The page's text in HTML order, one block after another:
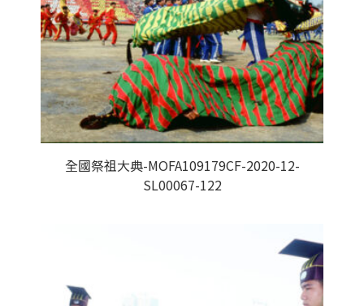
全國祭祖大典-MOFA109179CF-2020-12-
SL00067-122